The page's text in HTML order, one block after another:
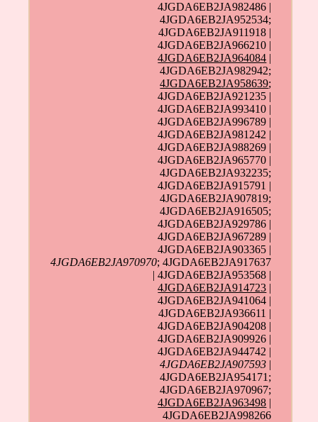
4JGDA6EB2JA982486 |
4JGDA6EB2JA952534;
4JGDA6EB2JA911918 |
4JGDA6EB2JA966210 |
4JGDA6EB2JA964084 |
4JGDA6EB2JA982942;
4JGDA6EB2JA958639;
4JGDA6EB2JA921235 |
4JGDA6EB2JA993410 |
4JGDA6EB2JA996789 |
4JGDA6EB2JA981242 |
4JGDA6EB2JA988269 |
4JGDA6EB2JA965770 |
4JGDA6EB2JA932235;
4JGDA6EB2JA915791 |
4JGDA6EB2JA907819;
4JGDA6EB2JA916505;
4JGDA6EB2JA929786 |
4JGDA6EB2JA967289 |
4JGDA6EB2JA903365 |
4JGDA6EB2JA970970; 4JGDA6EB2JA917637
| 4JGDA6EB2JA953568 |
4JGDA6EB2JA914723 |
4JGDA6EB2JA941064 |
4JGDA6EB2JA936611 |
4JGDA6EB2JA904208 |
4JGDA6EB2JA909926 |
4JGDA6EB2JA944742 |
4JGDA6EB2JA907593 |
4JGDA6EB2JA954171;
4JGDA6EB2JA970967;
4JGDA6EB2JA963498 |
4JGDA6EB2JA998266